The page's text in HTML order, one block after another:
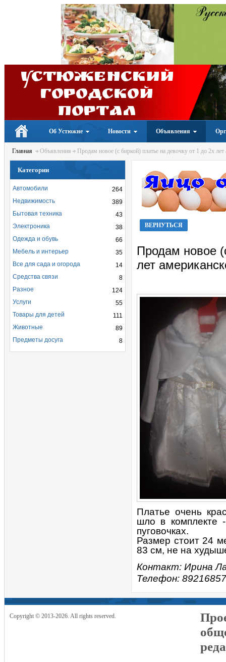
Устюженский
Городской
портал
Об Устюжне Новости Объявления
Главная Объявления Продам новое (с биркой) платье на девочку от 1 до 2х
ВЕРНУТЬСЯ
Продам новое
лет
Платье очень
шло в комплекте
пуговочках.
Размер стоит 24
83 см, не на
Контакт: Ирина
Телефон:
Категории
264
Автомобили
389
Недвижимость
43
Бытовая техника
38
Электроника
66
Одежда и обувь
35
Мебель и интерьер
14
Все для сада и огорода
8
Средства связи
124
Разное
55
Услуги
111
Товары для детей
89
Животные
8
Предметы досуга
Copyright © 2013-2026. All rights reserved.